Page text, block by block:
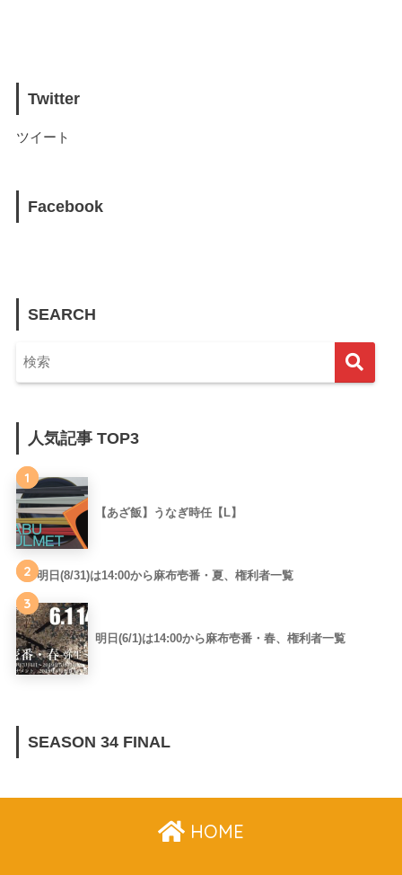
Twitter
ツイート
Facebook
SEARCH
人気記事 TOP3
1
【あざ飯】うなぎ時任【L】
2 明日(8/31)は14:00から麻布壱番・夏、権利者一覧
3
明日(6/1)は14:00から麻布壱番・春、権利者一覧
SEASON 34 FINAL
HOME